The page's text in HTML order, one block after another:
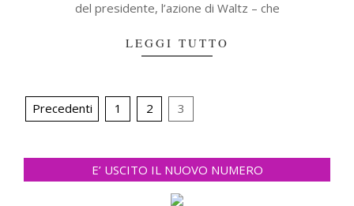
del presidente, l’azione di Waltz – che
LEGGI TUTTO
Navigazione
Precedenti 1 2 3
E’ USCITO IL NUOVO NUMERO